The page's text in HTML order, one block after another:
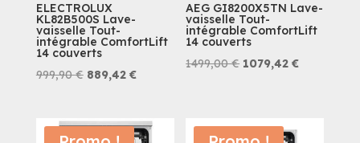
ELECTROLUX
KL82B500S Lave-
vaisselle Tout-
intégrable ComfortLift
14 couverts
999,90€ Le
était :
889,42 €Le
est :
AEG GI8200X5TN Lave-
vaisselle Tout-
intégrable ComfortLift
14 couverts
1499,00€ Le
était :
1079,42€Le